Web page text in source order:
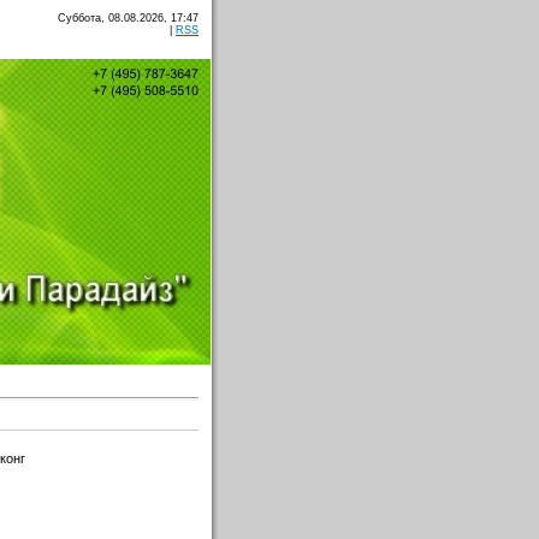
Суббота, 08.08.2026, 17:47
RSS